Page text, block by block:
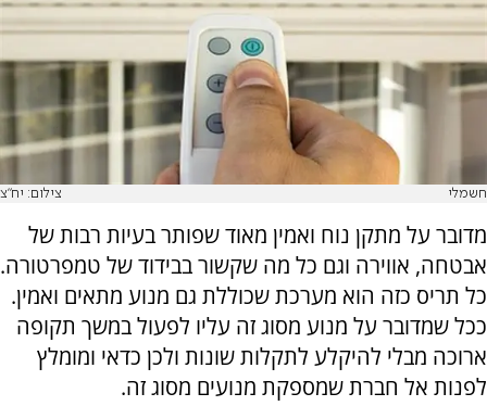
חשמלי צילום: יח"צ
מדובר על מתקן נוח ואמין מאוד שפותר בעיות רבות של
אבטחה, אווירה וגם כל מה שקשור בבידוד של טמפרטורה.
כל תריס כזה הוא מערכת שכוללת גם מנוע מתאים ואמין.
ככל שמדובר על מנוע מסוג זה עליו לפעול במשך תקופה
ארוכה מבלי להיקלע לתקלות שונות ולכן כדאי ומומלץ
לפנות אל חברת שמספקת מנועים מסוג זה.